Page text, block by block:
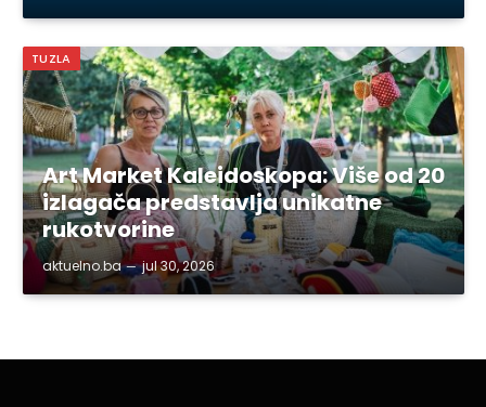
TUZLA
Art Market Kaleidoskopa: Više od 20
izlagača predstavlja unikatne
rukotvorine
aktuelno.ba jul 30, 2026